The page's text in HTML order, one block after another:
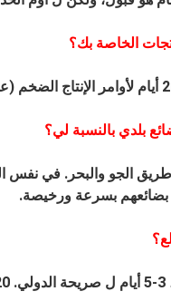
الخاصة بك؟
أيام لأوامر الإنتاج
بلدي بالنسبة لي؟
في نفس
بضائعهم بسرعة ورخيصة.
20-40 أيام